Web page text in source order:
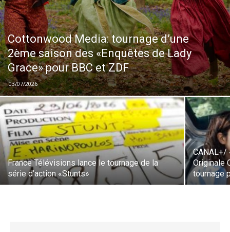
Cottonwood Media: tournage d’une
2ème saison des «Enquêtes de Lady
Grace» pour BBC et ZDF
03/07/2026
France Télévisions lance le tournage de la
série d’action «Stunts»
CANAL+/
Originale
tournage